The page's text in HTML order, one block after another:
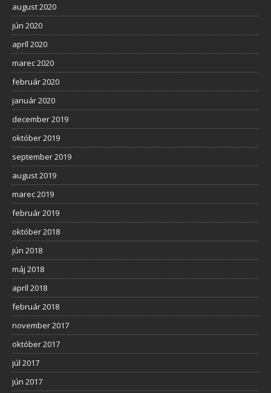
august 2020
jún 2020
apríl 2020
marec 2020
február 2020
január 2020
december 2019
október 2019
september 2019
august 2019
marec 2019
február 2019
október 2018
jún 2018
máj 2018
apríl 2018
február 2018
november 2017
október 2017
júl 2017
jún 2017